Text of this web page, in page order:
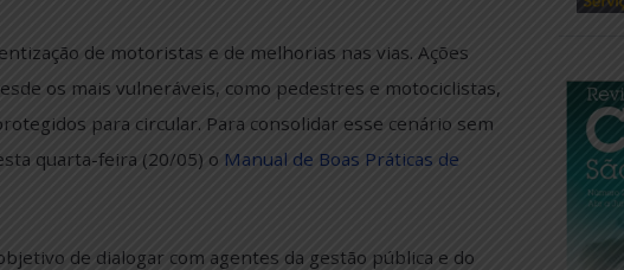
em22 de maio de 2026
de motoristas e de melhorias nas vias. Ações
desde os mais vulneráveis, como pedestres e motociclistas,
protegidos para circular. Para consolidar esse cenário sem